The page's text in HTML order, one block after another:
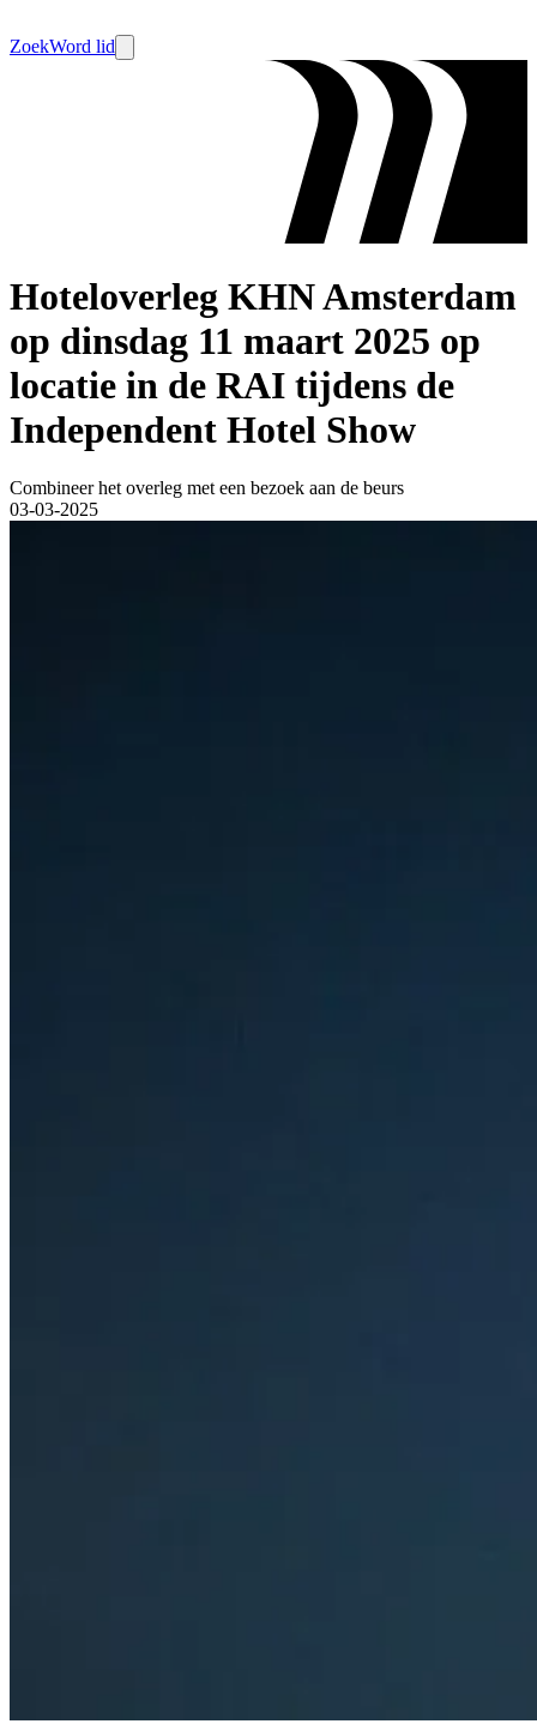
ZoekWord lid
Hoteloverleg KHN Amsterdam
op dinsdag 11 maart 2025 op
locatie in de RAI tijdens de
Independent Hotel Show
Combineer het overleg met een bezoek aan de beurs
03-03-2025